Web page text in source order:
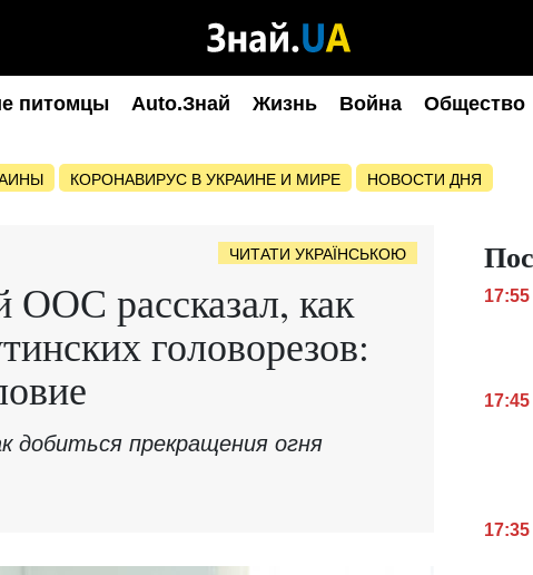
питомцы Auto.Знай Жизнь Война Общество
КОРОНАВИРУС В УКРАИНЕ И МИРЕ НОВОСТИ ДНЯ
ЧИТАТИ УКРАЇНСЬКОЮ
рассказал, как
головорезов:
добиться прекращения огня
17:55
17:45
17:35